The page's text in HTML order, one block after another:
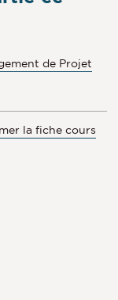
de Projet
la fiche cours